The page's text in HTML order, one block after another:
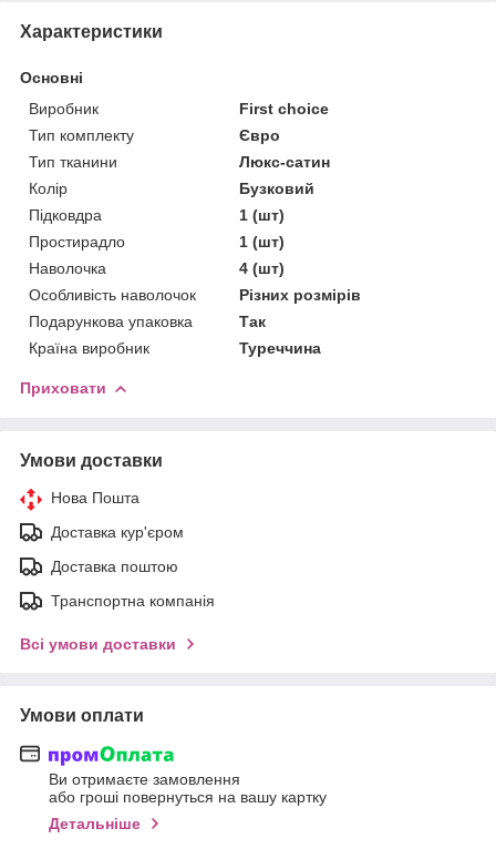
Характеристики
Основні
Виробник
First choice
Тип комплекту
Євро
Тип тканини
Люкс-сатин
Колір
Бузковий
Підковдра
1 (шт)
Простирадло
1 (шт)
Наволочка
4 (шт)
Особливість наволочок
Різних розмірів
Подарункова упаковка
Так
Країна виробник
Туреччина
Приховати
Умови доставки
Нова Пошта
Доставка кур'єром
Доставка поштою
Транспортна компанія
Всі умови доставки
Умови оплати
Ви отримаєте замовлення
або гроші повернуться на вашу картку
Детальніше